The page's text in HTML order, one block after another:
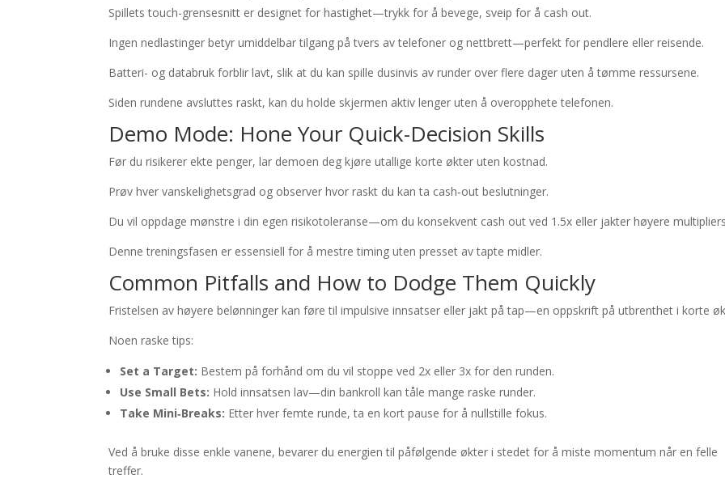
Spillets touch-grensesnitt er designet for hastighet—trykk for å bevege, sveip for å cash out.
Ingen nedlastinger betyr umiddelbar tilgang på tvers av telefoner og nettbrett—perfekt for pendlere eller reisende.
Batteri- og databruk forblir lavt, slik at du kan spille dusinvis av runder over flere dager uten å tømme ressursene.
Siden rundene avsluttes raskt, kan du holde skjermen aktiv lenger uten å overopphete telefonen.
Demo Mode: Hone Your Quick-Decision Skills
Før du risikerer ekte penger, lar demoen deg kjøre utallige korte økter uten kostnad.
Prøv hver vanskelighetsgrad og observer hvor raskt du kan ta cash‑out beslutninger.
Du vil oppdage mønstre i din egen risikotoleranse—om du konsekvent cash out ved 1.5x eller jakter høyere
Denne treningsfasen er essensiell for å mestre timing uten presset av tapte midler.
Common Pitfalls and How to Dodge Them Quickly
Fristelsen av høyere belønninger kan føre til impulsive innsatser eller jakt på tap—en oppskrift på utbrenthet i korte
Noen raske tips:
Set a Target: Bestem på forhånd om du vil stoppe ved 2x eller 3x for den runden.
Use Small Bets: Hold innsatsen lav—din bankroll kan tåle mange raske runder.
Take Mini‑Breaks: Etter hver femte runde, ta en kort pause for å nullstille fokus.
Ved å bruke disse enkle vanene, bevarer du energien til påfølgende økter i stedet for å miste momentum når en felle
treffer.